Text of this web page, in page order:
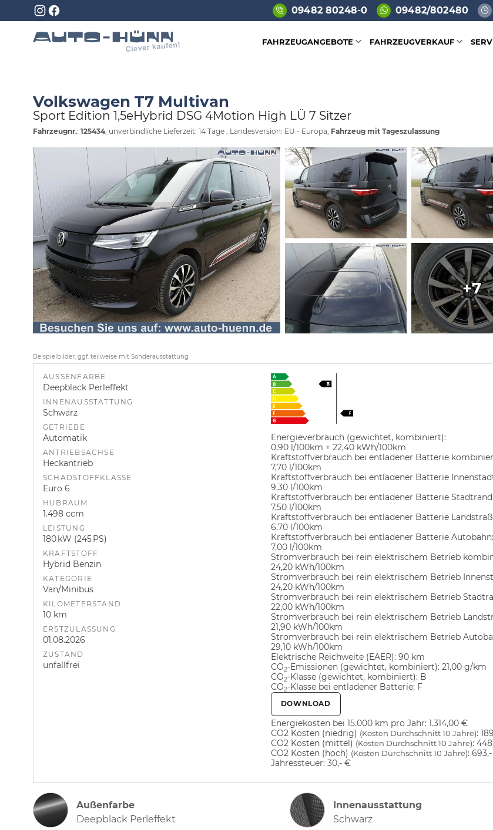
09482 80248-0 09482/802480
FAHRZEUGANGEBOTE FAHRZEUGVERKAUF
Volkswagen T7 Multivan
Sport Edition 1,5eHybrid DSG 4Motion High LÜ 7 Sitzer
Fahrzeugnr.: 125434, unverbindliche Lieferzeit: 14 Tage , Landesversion: EU - Europa, Fahrzeug mit Tageszulassung
+7
Beispielbilder, ggf. teilweise mit Sonderausstattung
AUSSENFARBE
Deepblack Perleffekt
INNENAUSSTATTUNG
Schwarz
GETRIEBE
Automatik
ANTRIEBSACHSE
Heckantrieb
SCHADSTOFFKLASSE
Euro 6
HUBRAUM
1.498 ccm
LEISTUNG
180 kW (245 PS)
KRAFTSTOFF
Hybrid Benzin
KATEGORIE
Van/Minibus
KILOMETERSTAND
10 km
ERSTZULASSUNG
01.08.2026
ZUSTAND
unfallfrei
Energieverbrauch (gewichtet, kombiniert):
0,90 l/100km + 22,40 kWh/100km
Kraftstoffverbrauch bei entladener Batterie
7,70 l/100km
Kraftstoffverbrauch bei entladener Batterie
9,30 l/100km
Kraftstoffverbrauch bei entladener Batterie Stadtrand:
7,50 l/100km
Kraftstoffverbrauch bei entladener Batterie
6,70 l/100km
Kraftstoffverbrauch bei entladener Batterie Autobahn:
7,00 l/100km
Stromverbrauch bei rein elektrischem Betrieb
24,20 kWh/100km
Stromverbrauch bei rein elektrischem Betrieb
24,20 kWh/100km
Stromverbrauch bei rein elektrischem Betrieb
22,00 kWh/100km
Stromverbrauch bei rein elektrischem Betrieb
21,90 kWh/100km
Stromverbrauch bei rein elektrischem Betrieb
29,10 kWh/100km
Elektrische Reichweite (EAER): 90 km
CO2-Emissionen (gewichtet, kombiniert): 21,00 g/km
CO2-Klasse (gewichtet, kombiniert): B
CO2-Klasse bei entladener Batterie: F
DOWNLOAD
Energiekosten bei 15.000 km pro Jahr: 1.314,00 €
CO2 Kosten (niedrig) (Kosten Durchschnitt 10 Jahre):
CO2 Kosten (mittel) (Kosten Durchschnitt 10 Jahre):
CO2 Kosten (hoch) (Kosten Durchschnitt 10 Jahre):
Jahressteuer: 30,- €
Außenfarbe
Deepblack Perleffekt
Innenausstattung
Innenausstattung
Schwarz